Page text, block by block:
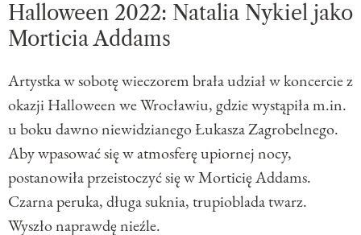
Halloween 2022: Natalia Nykiel jako
Morticia Addams
Artystka w sobotę wieczorem brała udział w koncercie z
okazji Halloween we Wrocławiu, gdzie wystąpiła m.in.
u boku dawno niewidzianego Łukasza Zagrobelnego.
Aby wpasować się w atmosferę upiornej nocy,
postanowiła przeistoczyć się w Morticię Addams.
Czarna peruka, długa suknia, trupioblada twarz.
Wyszło naprawdę nieźle.